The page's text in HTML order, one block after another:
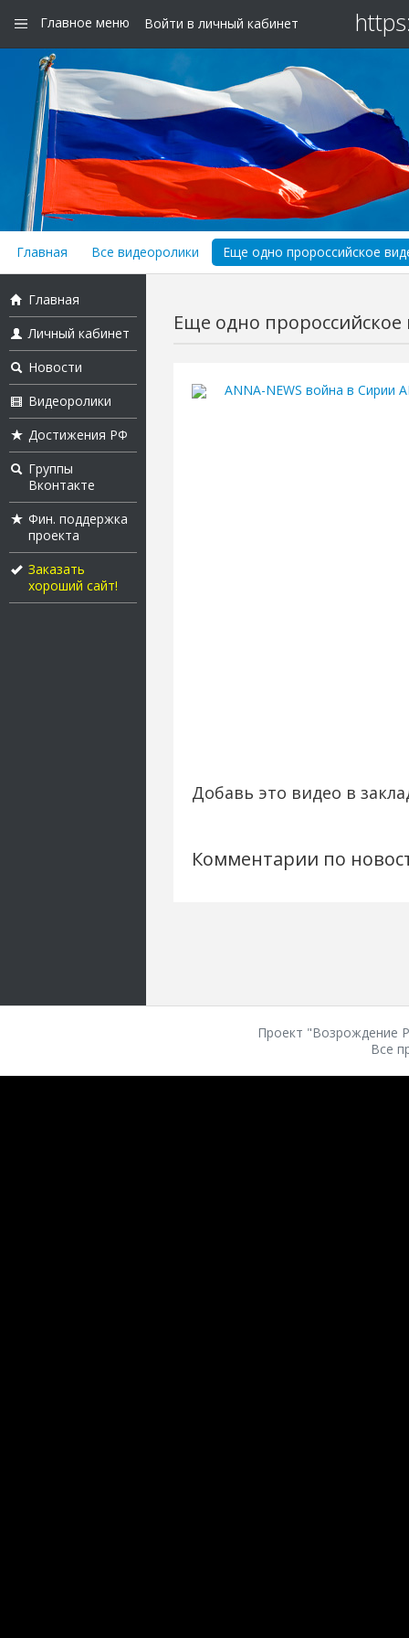
Главное меню Войти в личный кабинет
Главная Все видеоролики Еще одно пророссийское
Главная
Личный кабинет
Новости
Видеоролики
Достижения РФ
Группы
Вконтакте
Фин. поддержка
проекта
Заказать
хороший сайт!
Еще одно пророссийское
ANNA-NEWS война в Сирии
Добавь это видео в
Комментарии по
Проект "Возрождение
Все